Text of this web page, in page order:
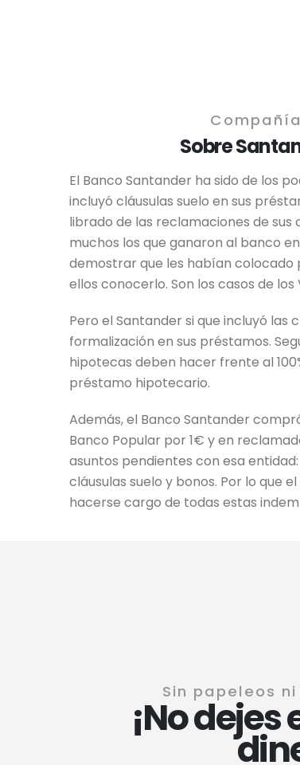
Compañía
Sobre
El Banco Santander ha sido de los
incluyó cláusulas suelo en sus
librado de las reclamaciones de sus
muchos los que ganaron al banco
demostrar que les habían colocado
ellos conocerlo. Son los casos de
Pero el Santander si que incluyó las
formalización en sus préstamos.
hipotecas deben hacer frente al
préstamo hipotecario.
Además, el Banco Santander
Banco Popular por 1€ y en
asuntos pendientes con esa
cláusulas suelo y bonos. Por lo que
hacerse cargo de todas estas
Sin papeleos
¡No